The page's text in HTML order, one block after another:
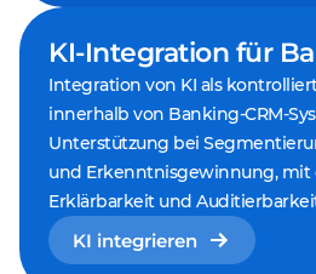
KI-Integration für
Integration von KI als
innerhalb von Banking-CRM-
Unterstützung bei
und Erkenntnisgewinnung, mit
Erklärbarkeit und
KI integrieren